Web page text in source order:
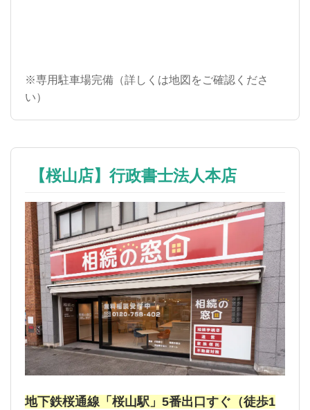
※専用駐車場完備（詳しくは地図をご確認くださ
い）
【桜山店】行政書士法人本店
地下鉄桜通線「桜山駅」5番出口すぐ（徒歩1